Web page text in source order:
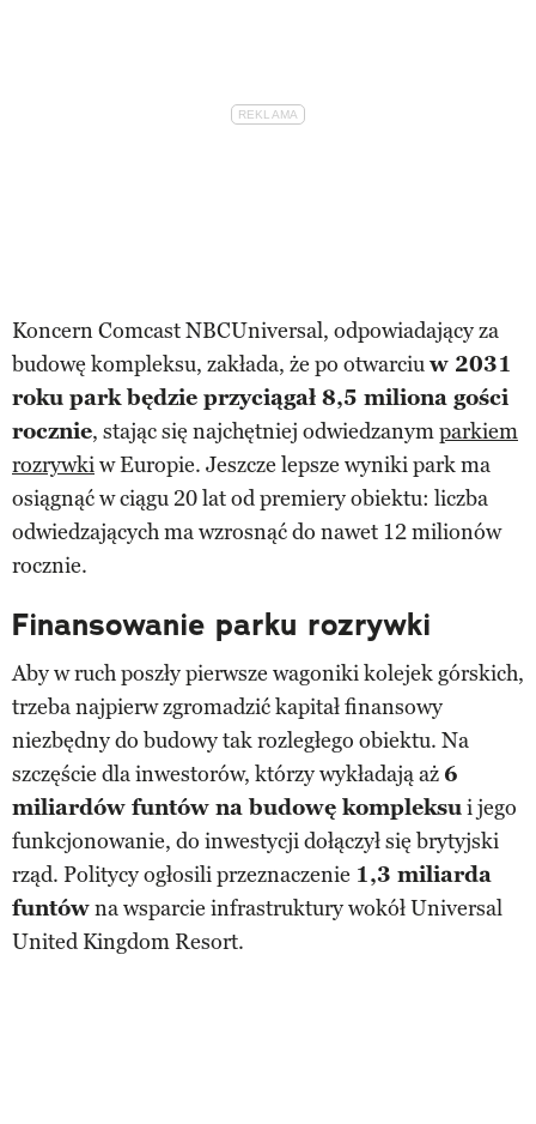
Koncern Comcast NBCUniversal, odpowiadający za
budowę kompleksu, zakłada, że po otwarciuw 2031
roku park będzie przyciągał 8,5 miliona gości
rocznie, stając się najchętniej odwiedzanymparkiem
rozrywkiw Europie. Jeszcze lepsze wyniki park ma
osiągnąć w ciągu 20 lat od premiery obiektu: liczba
odwiedzających ma wzrosnąć do nawet 12 milionów
rocznie.
Finansowanie parku rozrywki
Aby w ruch poszły pierwsze wagoniki kolejek górskich,
trzeba najpierw zgromadzić kapitał finansowy
niezbędny do budowy tak rozległego obiektu. Na
szczęście dla inwestorów, którzy wykładają aż 6
miliardów funtów na budowę kompleksui jego
funkcjonowanie, do inwestycji dołączył się brytyjski
rząd. Politycy ogłosili przeznaczenie 1,3 miliarda
funtówna wsparcie infrastruktury wokół Universal
United Kingdom Resort.